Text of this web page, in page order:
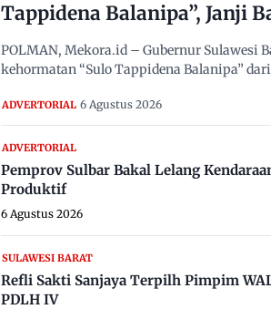
Tappidena Balanipa”, Janji
POLMAN, Mekora.id – Gubernur Sulawesi
kehormatan “Sulo Tappidena Balanipa”
ADVERTORIAL 6 Agustus 2026
ADVERTORIAL
Pemprov Sulbar Bakal Lelang
Produktif
6 Agustus 2026
SULAWESI BARAT
Refli Sakti Sanjaya Terpilh Pimpim
PDLH IV